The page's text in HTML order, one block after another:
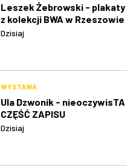
Leszek Żebrowski - plakaty
z kolekcji BWA w Rzeszowie
Dzisiaj
WYSTAWA
Ula Dzwonik - nieoczywisTA
CZĘŚĆ ZAPISU
Dzisiaj